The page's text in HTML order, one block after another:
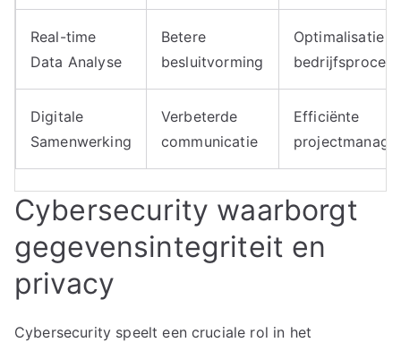
Real-time
Data Analyse
Betere
besluitvorming
Optimalisatie
Digitale
Samenwerking
Verbeterde
communicatie
Efficiënte
Cybersecurity waarborgt
gegevensintegriteit en
privacy
Cybersecurity speelt een cruciale rol in het